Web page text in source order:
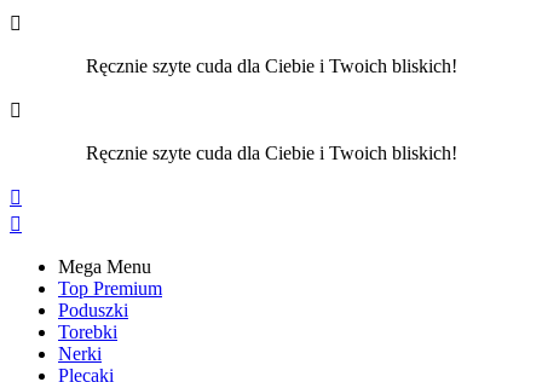

Ręcznie szyte cuda dla Ciebie i Twoich bliskich!

Ręcznie szyte cuda dla Ciebie i Twoich bliskich!


Mega Menu
Top Premium
Poduszki
Torebki
Nerki
Plecaki